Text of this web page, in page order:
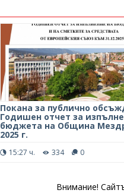
Покана за публично
Годишен отчет за
бюджета на Община
2025 г.
15:27 ч. 334 0
Внимание!